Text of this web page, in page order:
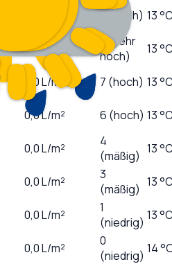
L/m² 7 (hoch) 13
0,0L/m²
8 (sehr
hoch)
13
0,0L/m² 7 (hoch) 13
0,0L/m² 6 (hoch) 13
0,0L/m²
4
(mäßig) 13
0,0L/m²
3
(mäßig) 13
0,0L/m²
1
(niedrig) 13
0,0L/m²
0
(niedrig) 14